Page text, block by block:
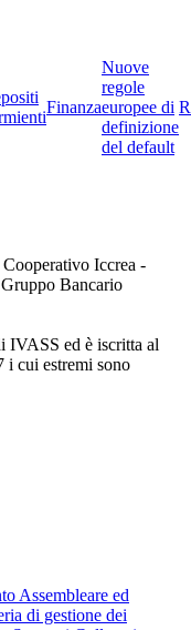
Finanza
Nuove
regole
europee di
definizione
del default
Iccrea -
Bancario
IVASS ed è iscritta al
cui estremi sono
Assembleare ed
di gestione dei